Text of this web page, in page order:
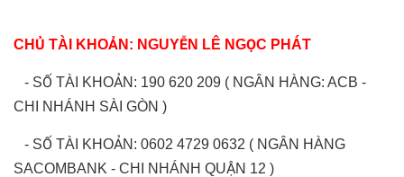
CHỦ TÀI KHOẢN: NGUYỄN LÊ NGỌC PHÁT
- SỐ TÀI KHOẢN: 190 620 209 ( NGÂN HÀNG: ACB -
CHI NHÁNH SÀI GÒN )
- SỐ TÀI KHOẢN: 0602 4729 0632 ( NGÂN HÀNG
SACOMBANK - CHI NHÁNH QUẬN 12 )